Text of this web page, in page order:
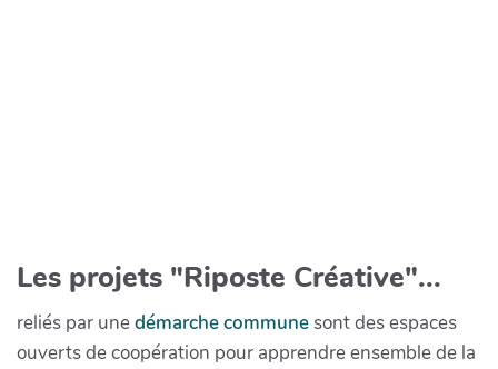
Les projets "Riposte Créative"...
reliés par unedémarche communesont des espaces
ouverts de coopération pour apprendre ensemble de la